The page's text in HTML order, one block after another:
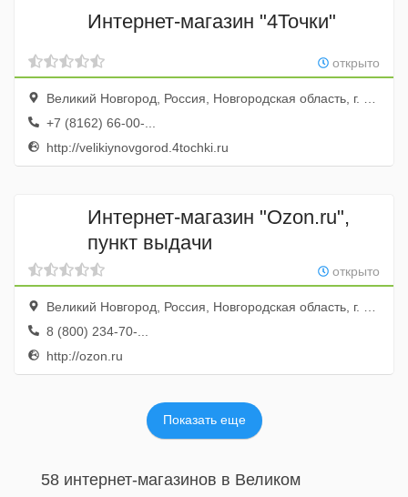
Интернет-магазин "4Точки"
открыто
Великий Новгород, Россия, Новгородская область, г. Великий Новгород, ул. Хутынская, д. 60
+7 (8162) 66-00-...
http://velikiynovgorod.4tochki.ru
Интернет-магазин "Ozon.ru",
пункт выдачи
открыто
Великий Новгород, Россия, Новгородская область, г. Великий Новгород, ул. Советской Армии, д. 34
8 (800) 234-70-...
http://ozon.ru
Показать еще
58 интернет-магазинов в Великом